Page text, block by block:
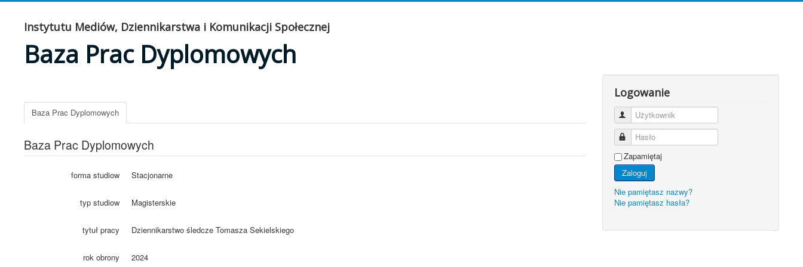
Instytutu Mediów, Dziennikarstwa i Komunikacji Społecznej
Baza Prac Dyplomowych
Baza Prac Dyplomowych
Baza Prac Dyplomowych
forma studiow Stacjonarne
typ studiow Magisterskie
tytuł pracy Dziennikarstwo śledcze Tomasza Sekielskiego
rok obrony 2024
Logowanie
Użytkownik
Hasło
Zapamiętaj
Zaloguj
Nie pamiętasz nazwy?
Nie pamiętasz hasła?